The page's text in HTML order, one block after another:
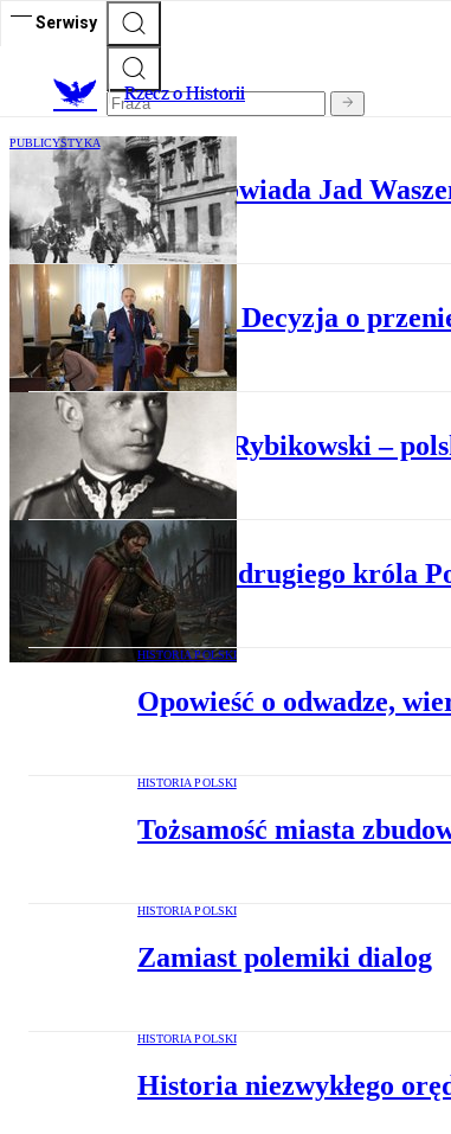
Serwisy
Rzecz o Historii
PUBLICYSTYKA
Historyk IPN odpowiada Jad
POLITYKA
Sondaż: Decyzja o
HISTORIA POLSKI
Michał Rybikowski –
HISTORIA POLSKI
Upadek drugiego króla
HISTORIA POLSKI
Opowieść o odwadze,
HISTORIA POLSKI
Tożsamość miasta
HISTORIA POLSKI
Zamiast polemiki dialog
HISTORIA POLSKI
Historia niezwykłego